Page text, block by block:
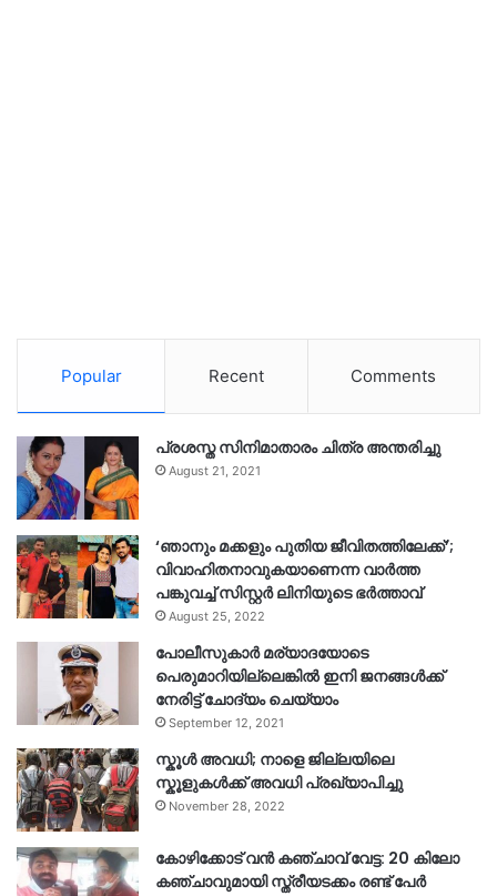
Popular Recent Comments
പ്രശസ്ത സിനിമാതാരം ചിത്ര അന്തരിച്ചു
August 21, 2021
‘ഞാനും മക്കളും പുതിയ ജീവിതത്തിലേക്ക്’;
വിവാഹിതനാവുകയാണെന്ന വാർത്ത
പങ്കുവച്ച് സിസ്റ്റർ ലിനിയുടെ ഭർത്താവ്
August 25, 2022
പോലീസുകാര്‍ മര്യാദയോടെ
പെരുമാറിയില്ലെങ്കില്‍ ഇനി ജനങ്ങള്‍ക്ക്
നേരിട്ട് ചോദ്യം ചെയ്യാം
September 12, 2021
സ്കൂൾ അവധി; നാളെ ജില്ലയിലെ
സ്കൂളുകൾക്ക് അവധി പ്രഖ്യാപിച്ചു
November 28, 2022
കോഴിക്കോട് വൻ കഞ്ചാവ് വേട്ട: 20 കിലോ
കഞ്ചാവുമായി സ്ത്രീയടക്കം രണ്ട് പേർ